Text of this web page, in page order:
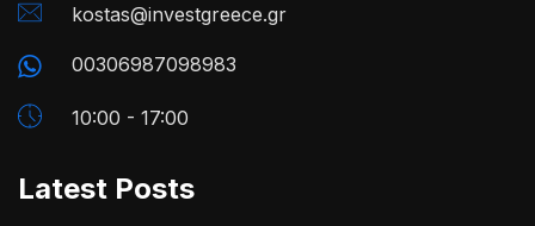
kostas@investgreece.gr
00306987098983
10:00 - 17:00
Latest Posts